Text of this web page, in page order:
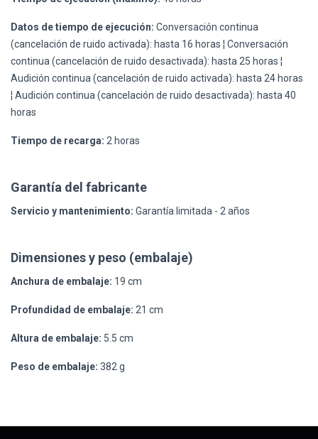
Datos de tiempo de ejecución: Conversación continua
(cancelación de ruido activada): hasta 16 horas ¦ Conversación
continua (cancelación de ruido desactivada): hasta 25 horas ¦
Audición continua (cancelación de ruido activada): hasta 24 horas
¦ Audición continua (cancelación de ruido desactivada): hasta 40
horas
Tiempo de recarga: 2 horas
Garantía del fabricante
Servicio y mantenimiento: Garantía limitada - 2 años
Dimensiones y peso (embalaje)
Anchura de embalaje: 19 cm
Profundidad de embalaje: 21 cm
Altura de embalaje: 5.5 cm
Peso de embalaje: 382 g